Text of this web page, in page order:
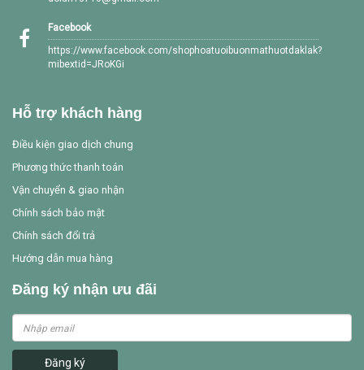
Facebook
https://www.facebook.com/shophoatuoibuonmathuotdaklak?
mibextid=JRoKGi
Hỗ trợ khách hàng
Điều kiện giao dịch chung
Phương thức thanh toán
Vận chuyển & giao nhận
Chính sách bảo mật
Chính sách đổi trả
Hướng dẫn mua hàng
Đăng ký nhận ưu đãi
Đăng ký